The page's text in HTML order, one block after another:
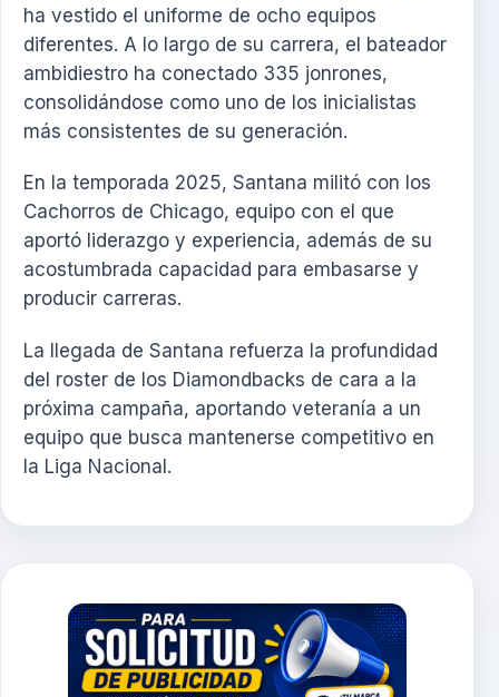
ha vestido el uniforme de ocho equipos
diferentes. A lo largo de su carrera, el bateador
ambidiestro ha conectado 335 jonrones,
consolidándose como uno de los inicialistas
más consistentes de su generación.
En la temporada 2025, Santana militó con los
Cachorros de Chicago, equipo con el que
aportó liderazgo y experiencia, además de su
acostumbrada capacidad para embasarse y
producir carreras.
La llegada de Santana refuerza la profundidad
del roster de los Diamondbacks de cara a la
próxima campaña, aportando veteranía a un
equipo que busca mantenerse competitivo en
la Liga Nacional.